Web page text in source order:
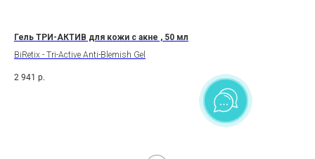
Гель ТРИ-АКТИВ для кожи с акне , 50 мл
BiRetix - Tri-Active Anti-Blemish Gel
2 941 р.